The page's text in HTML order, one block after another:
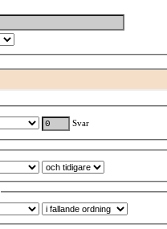
Svar